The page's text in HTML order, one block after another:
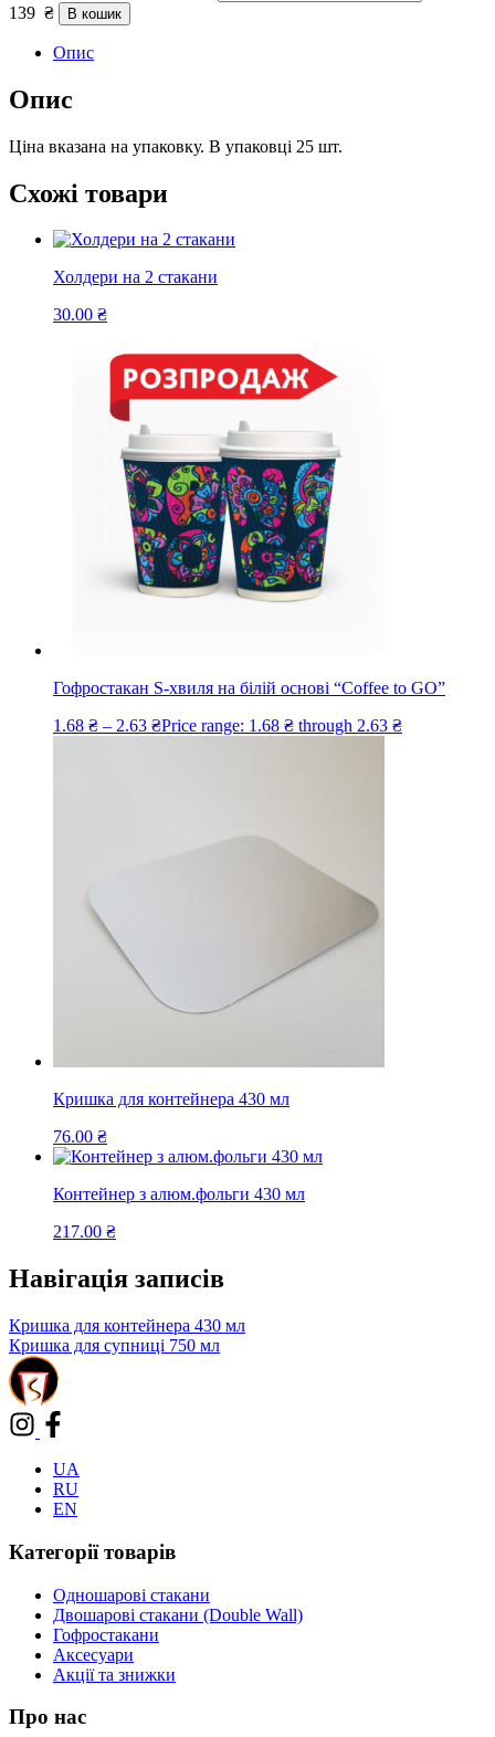
139 ₴ В кошик
Опис
Опис
Ціна вказана на упаковку. В упаковці 25 шт.
Схожі товари
Холдери на 2 стакани
30.00 ₴
Гофростакан S-хвиля на білій основі “Coffee to GO”
1.68 ₴ – 2.63 ₴Price range: 1.68 ₴ through 2.63 ₴
Кришка для контейнера 430 мл
76.00 ₴
Контейнер з алюм.фольги 430 мл
217.00 ₴
Навігація записів
Кришка для контейнера 430 мл
Кришка для супниці 750 мл
UA
RU
EN
Категорії товарів
Одношарові стакани
Двошарові стакани (Double Wall)
Гофростакани
Аксесуари
Акції та знижки
Про нас